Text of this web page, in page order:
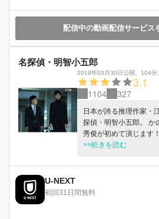
のか・・・・・・。 敏
メント！
配信中の動画配信サービス
名探偵・明智小五郎
2019年03月30日公開 104分
3.1
1104 327
日本が誇る推理作家・
探偵・明智小五郎。 か
秀俊が初めて演じます
の指揮のもと、伊藤淳
新しい明智小五郎シリ
を舞台に、西島版明智
を炸裂させながら、な
>>続きを読む
U-NEXT
初回31日間無料